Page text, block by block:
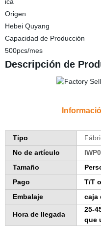
Origen
Hebei Quyang
Capacidad de Producción
500pcs/mes
Descripción de
Información
Tipo
No de artículo
Tamaño
Pago
T/T
Embalaje
caja
Hora de llegada
25-
que